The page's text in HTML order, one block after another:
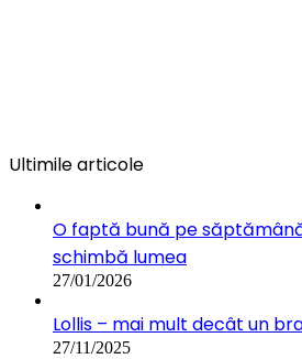
Ultimile articole
O faptă bună pe
schimbă lumea
27/01/2026
Lollis – mai mult decât un
27/11/2025